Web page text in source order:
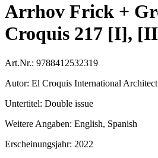
Arrhov Frick +
Croquis 217 [I],
Art.Nr.: 9788412532319
Autor: El Croquis International
Untertitel: Double issue
Weitere Angaben: English, Spanish
Erscheinungsjahr: 2022